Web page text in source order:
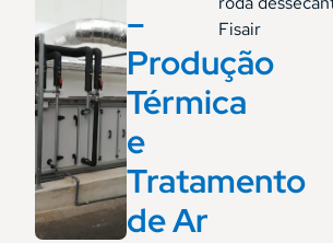
–
Produção
Térmica
e
Tratamento
de Ar
Fisair